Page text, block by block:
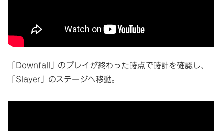
「Downfall」のプレイが終わった時点で時計を確認し、
「Slayer」のステージへ移動。